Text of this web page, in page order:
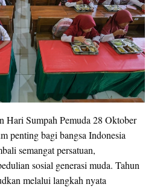
Hari Sumpah Pemuda 28 Oktober
penting bagi bangsa Indonesia
semangat persatuan,
sosial generasi muda. Tahun
melalui langkah nyata